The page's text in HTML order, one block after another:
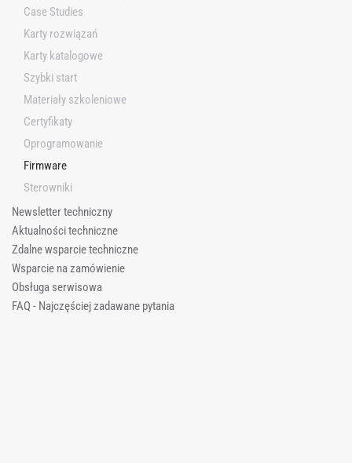
Case Studies
Karty rozwiązań
Karty katalogowe
Szybki start
Materiały szkoleniowe
Certyfikaty
Oprogramowanie
Firmware
Sterowniki
Newsletter techniczny
Aktualności techniczne
Zdalne wsparcie techniczne
Wsparcie na zamówienie
Obsługa serwisowa
FAQ - Najczęściej zadawane pytania